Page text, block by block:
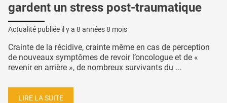
gardent un stress post-traumatique
Actualité publiée il y a 8 années 8 mois
Crainte de la récidive, crainte même en cas de perception
de nouveaux symptômes de revoir l’oncologue et de «
revenir en arrière », de nombreux survivants du ...
LIRE LA SUITE